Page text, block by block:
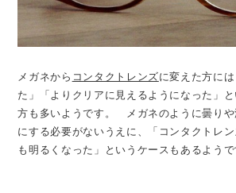
メガネから コンタクトレンズに変えた方に
た」「よりクリアに見えるようになった」
方も多いようです。 メガネのように曇り
にする必要がないうえに、「コンタクトレ
も明るくなった」というケースもあるようで